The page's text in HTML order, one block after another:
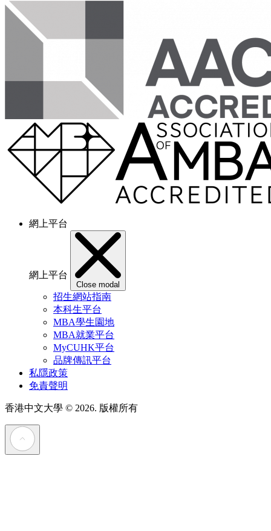
網上平台
網上平台
Close modal
招生網站指南
本科生平台
MBA學生園地
MBA就業平台
MyCUHK平台
品牌傳訊平台
私隱政策
免責聲明
香港中文大學 © 2026. 版權所有